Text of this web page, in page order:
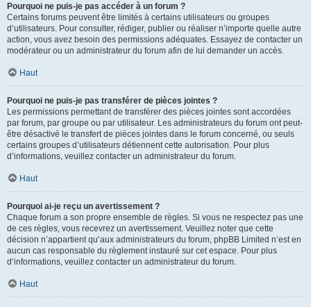
Pourquoi ne puis-je pas accéder à un forum ?
Certains forums peuvent être limités à certains utilisateurs ou groupes
d’utilisateurs. Pour consulter, rédiger, publier ou réaliser n’importe quelle autre
action, vous avez besoin des permissions adéquates. Essayez de contacter un
modérateur ou un administrateur du forum afin de lui demander un accès.
Haut
Pourquoi ne puis-je pas transférer de pièces jointes ?
Les permissions permettant de transférer des pièces jointes sont accordées
par forum, par groupe ou par utilisateur. Les administrateurs du forum ont peut-
être désactivé le transfert de pièces jointes dans le forum concerné, ou seuls
certains groupes d’utilisateurs détiennent cette autorisation. Pour plus
d’informations, veuillez contacter un administrateur du forum.
Haut
Pourquoi ai-je reçu un avertissement ?
Chaque forum a son propre ensemble de règles. Si vous ne respectez pas une
de ces règles, vous recevrez un avertissement. Veuillez noter que cette
décision n’appartient qu’aux administrateurs du forum, phpBB Limited n’est en
aucun cas responsable du règlement instauré sur cet espace. Pour plus
d’informations, veuillez contacter un administrateur du forum.
Haut